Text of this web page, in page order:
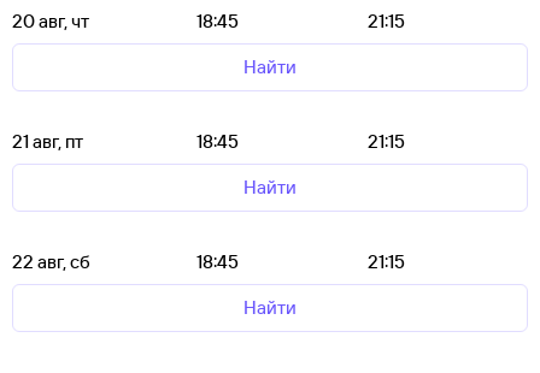
20 авг, чт 18:45
21:15
Найти
21 авг, пт 18:45
21:15
Найти
22 авг, сб 18:45
21:15
Найти